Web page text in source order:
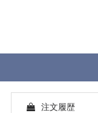
注文履歴